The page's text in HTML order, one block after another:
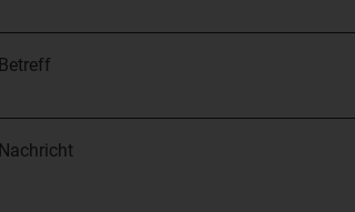
Betreff
Nachricht